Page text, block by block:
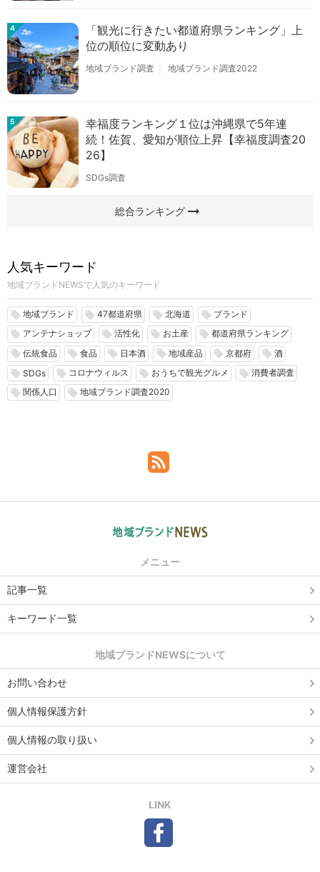
4
「観光に行きたい都道府県ランキング」上
位の順位に変動あり
地域ブランド調査 地域ブランド調査2022
5
幸福度ランキング１位は沖縄県で5年連
続！佐賀、愛知が順位上昇【幸福度調査20
26】
SDGs調査
総合ランキングarrow_right_alt
人気キーワード
地域ブランドNEWSで人気のキーワード
local_offer 地域ブランド local_offer 47都道府県 local_offer 北海道 local_offer ブランド
local_offer アンテナショップ local_offer 活性化 local_offer お土産 local_offer 都道府県ランキング
local_offer 伝統食品 local_offer 食品 local_offer 日本酒 local_offer 地域産品 local_offer 京都府 local_offer 酒
local_offer SDGs local_offer コロナウィルス local_offer おうちで観光グルメ local_offer 消費者調査
local_offer 関係人口 local_offer 地域ブランド調査2020
メニュー
記事一覧
キーワード一覧
地域ブランドNEWSについて
お問い合わせ
個人情報保護方針
個人情報の取り扱い
運営会社
LINK